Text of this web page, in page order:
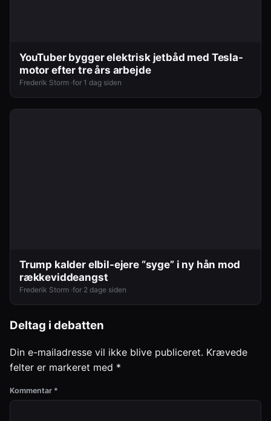
YouTuber bygger elektrisk jetbåd med Tesla-
motor efter tre års arbejde
Frederik Storm ·for 1 dag siden
Trump kalder elbil-ejere “syge” i ny hån mod
rækkeviddeangst
Frederik Storm ·for 2 dage siden
Deltag i debatten
Din e-mailadresse vil ikke blive publiceret. Krævede
felter er markeret med *
Kommentar *